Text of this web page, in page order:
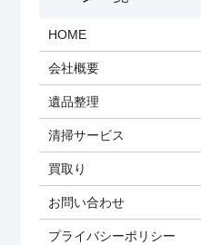
HOME
会社概要
遺品整理
清掃サービス
買取り
お問い合わせ
プライバシーポリシー